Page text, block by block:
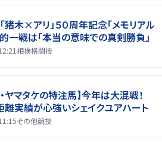
猪木×アリ」５０周年記念「メモリアル
一戦は「本当の意味での真剣勝負」
相撲格闘技
ヤマタケの特注馬】今年は大混戦！
実績が心強いシェイクユアハート
その他競技